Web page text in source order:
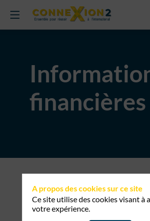
financières
A propos des cookies sur ce site
Ce site utilise des cookies visant à
votre expérience.